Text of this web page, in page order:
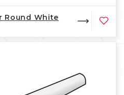
Round White